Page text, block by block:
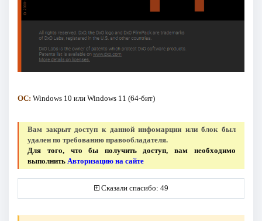
ОС: Windows 10 или Windows 11 (64-бит)
Вам закрыт доступ к данной инфомарции или блок был
удален по требованию правообладателя.
Для того, что бы получить доступ, вам необходимо
выполнить Авторизацию на сайте
Сказали спасибо: 49